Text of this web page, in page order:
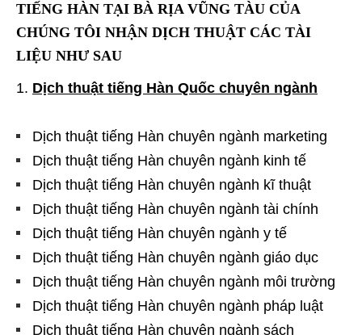
TIẾNG HÀN TẠI BÀ RỊA VŨNG TÀU CỦA
CHÚNG TÔI NHẬN DỊCH THUẬT CÁC TÀI
LIỆU NHƯ SAU
Dịch thuật tiếng Hàn Quốc chuyên ngành
Dịch thuật tiếng Hàn chuyên ngành marketing
Dịch thuật tiếng Hàn chuyên ngành kinh tế
Dịch thuật tiếng Hàn chuyên ngành kĩ thuật
Dịch thuật tiếng Hàn chuyên ngành tài chính
Dịch thuật tiếng Hàn chuyên ngành y tế
Dịch thuật tiếng Hàn chuyên ngành giáo dục
Dịch thuật tiếng Hàn chuyên ngành môi trường
Dịch thuật tiếng Hàn chuyên ngành pháp luật
Dịch thuật tiếng Hàn chuyên ngành sách